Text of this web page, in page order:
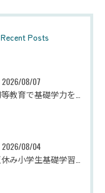
Recent Posts
2026/08/07
2026/08/04